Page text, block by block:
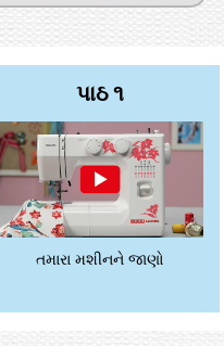
પાઠ ૧
તમારા મશીનને જાણો